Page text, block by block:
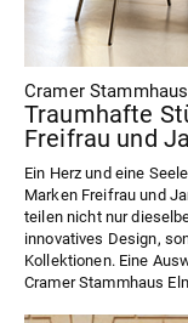
Cramer Stammhaus
Traumhafte
Freifrau und
Ein Herz und eine
Marken Freifrau und
teilen nicht nur
innovatives Design,
Kollektionen. Eine
Cramer Stammhaus